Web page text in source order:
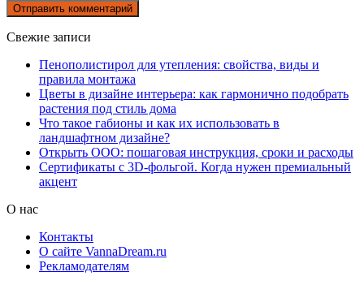
Свежие записи
Пенополистирол для утепления: свойства, виды и
правила монтажа
Цветы в дизайне интерьера: как гармонично подобрать
растения под стиль дома
Что такое габионы и как их использовать в
ландшафтном дизайне?
Открыть ООО: пошаговая инструкция, сроки и расходы
Сертификаты с 3D-фольгой. Когда нужен премиальный
акцент
О нас
Контакты
О сайте VannaDream.ru
Рекламодателям